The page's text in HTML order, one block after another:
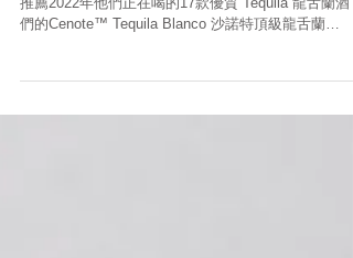
美國知名音樂及娛樂雜誌「 Rolling Stone 滾石雜誌 」
Blanco等級 獲選在知名雜誌推薦裡面 滾石雜誌這樣推